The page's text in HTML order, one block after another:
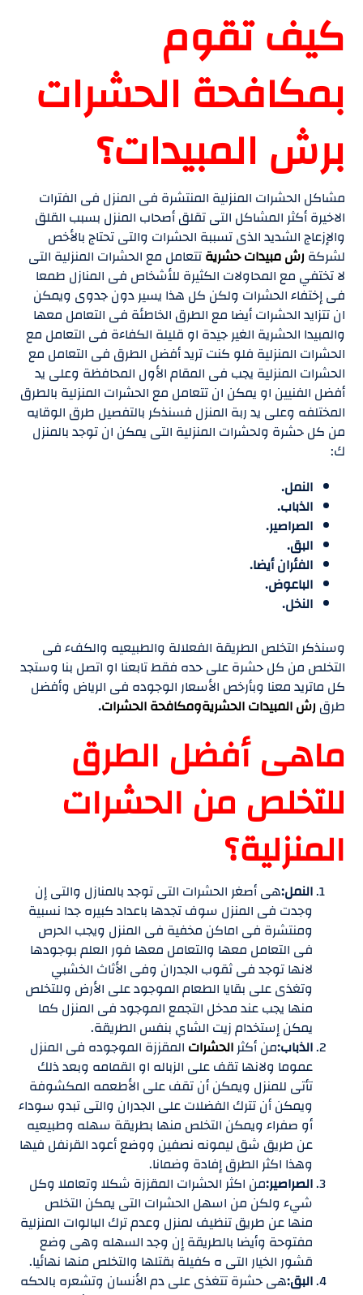
كيف تقوم
بمكافحة الحشرات
برش المبيدات؟
مشاكل الحشرات المنزلية المنتشرة فى المنزل فى الفترات
الاخيرة أكثر المشاكل التى تقلق أصحاب المنزل بسبب القلق
والإزعاج الشديد الذى تسببة الحشرات والتى تحتاج بالأخص
لشركة رش مبيدات حشريةتتعامل مع الحشرات المنزلية التى
لا تختفي مع المحاولات الكثيرة للأشخاص فى المنازل طمعا
فى إختفاء الحشرات ولكن كل هذا يسير دون جدوى ويمكن
ان تتزايد الحشرات أيضا مع الطرق الخاطئة فى التعامل معها
والمبيدا الحشرية الغير جيدة او قليلة الكفاءة فى التعامل مع
الحشرات المنزلية فلو كنت تريد أفضل الطرق فى التعامل مع
الحشرات المنزلية يجب فى المقام الأول المحافظة وعلى يد
أفضل الفنيين او يمكن ان تتعامل مع الحشرات المنزلية بالطرق
المختلفه وعلى يد ربة المنزل فسنذكر بالتفصيل طرق الوقايه
من كل حشرة ولحشرات المنزلية التى يمكن ان توجد بالمنزل
ك:
النمل.
الذباب.
الصراصير.
البق.
الفئران أيضا.
الباعوض.
النخل.
وسنذكر التخلص الطريقة الفعلالة والطبيعيه والكفء فى
التخلص من كل حشرة على حده فقط تابعنا او اتصل بنا وستجد
كل ماتريد معنا وبأرخص الأسعار الوجوده فى الرياض وأفضل
طرق رش المبيدات الحشريةومكافحة الحشرات.
ماهى أفضل الطرق
للتخلص من الحشرات
المنزلية؟
النمل:هى أصغر الحشرات التى توجد بالمنازل والتى إن
وجدت فى المنزل سوف تجدها باعداد كبيره جدا نسبية
ومنتشرة فى اماكن مخفية فى المنزل ويجب الحرص
فى التعامل معها والتعامل معها فور العلم بوجودها
لانها توجد فى ثقوب الجدران وفى الأثاث الخشبي
وتغذى على بقايا الطعام الموجود على الأرض وللتخلص
منها يجب عند مدخل التجمع الموجود فى المنزل كما
يمكن إستخدام زيت الشاي بنفس الطريقة.
الذباب:من أكثرالحشرات المقززة الموجوده فى المنزل
عموما ولانها تقف على الزباله او القمامه وبعد ذلك
تأتى للمنزل ويمكن أن تقف على الأطعمه المكشوفة
ويمكن أن تترك الفضلات على الجدران والتى تبدو سوداء
أو صفراء ويمكن التخلص منها بطريقة سهله وطبيعيه
عن طريق شق ليمونه نصفين ووضع أعود القرنفل فيها
وهذا اكثر الطرق إفادة وضمانا.
الصراصير:من اكثر الحشرات المقززة شكلا وتعاملا وكل
شيء ولكن من اسهل الحشرات التى يمكن التخلص
منها عن طريق تنظيف لمنزل وعدم ترك البالوات المنزلية
مفتوحة وأيضا بالطريقة إن وجد السهله وهى وضع
قشور الخيار التى ه كفيلة بقتلها والتخلص منها نهائيا.
البق:هى حشرة تتغذى على دم الأنسان وتشعره بالحكه